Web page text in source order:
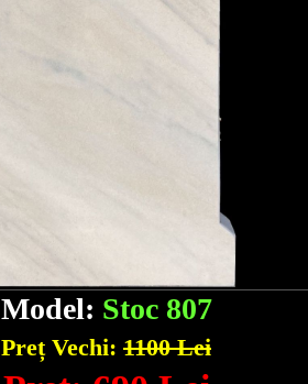
Model: Stoc 807
Preț Vechi: 1100 Lei